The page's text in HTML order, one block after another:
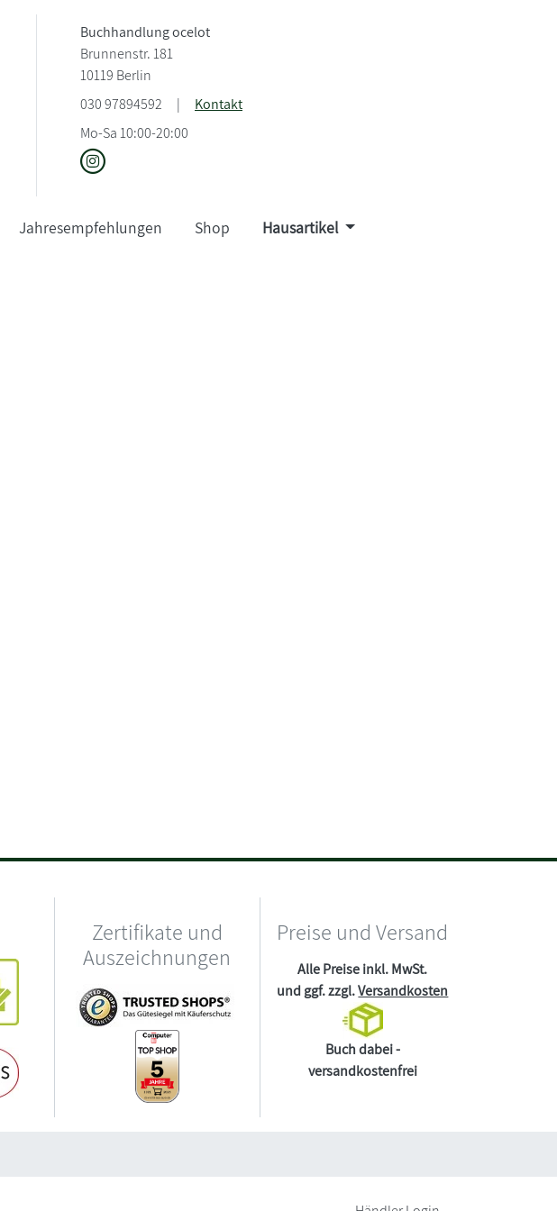
Buchhandlung ocelot
Brunnenstr. 181
10119 Berlin
030 97894592
|
Kontakt
Mo-Sa 10:00-20:00
Jahresempfehlungen Shop Hausartikel
Zertifikate und
Auszeichnungen
Preise und Versand
Alle Preise inkl. MwSt.
und ggf. zzgl.Versandkosten
Buch dabei -
versandkostenfrei